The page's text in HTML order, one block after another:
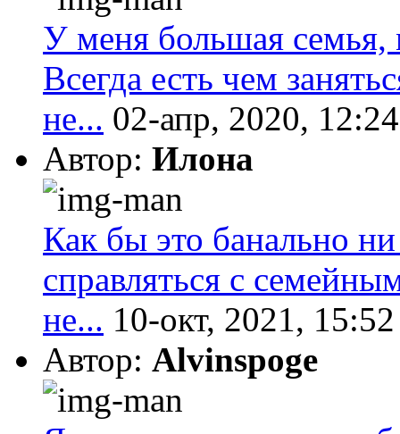
У меня большая
Всегда есть чем
не... 02-апр, 2020, 12:24
Автор: Илона
Как бы это банально
справляться с
не... 10-окт, 2021, 15:52
Автор: Alvinspoge